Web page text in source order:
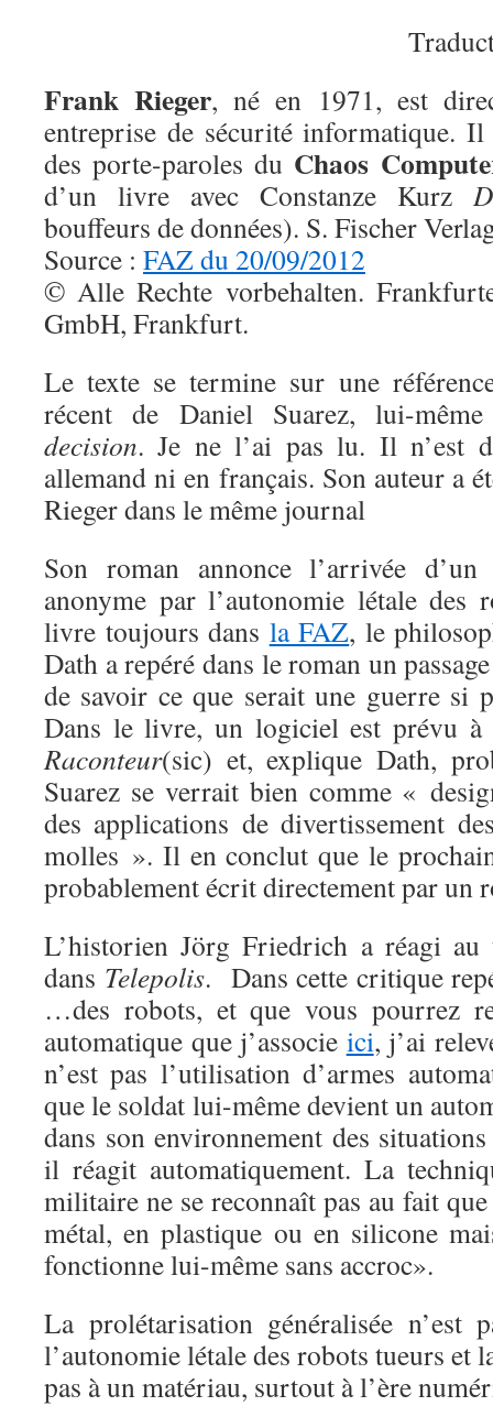
Frank Rieger, né en 1971, est
entreprise de sécurité informatique.
des porte-paroles du Chaos
d’un livre avec Constanze Kurz
bouffeurs de données). S. Fischer
Source : FAZ du 20/09/2012
© Alle Rechte vorbehalten.
GmbH, Frankfurt.
Le texte se termine sur une
récent de Daniel Suarez, lui-
decision. Je ne l’ai pas lu. Il n’est
allemand ni en français. Son auteur a
Rieger dans le même journal
Son roman annonce l’arrivée
anonyme par l’autonomie létale des
livre toujours dans la FAZ, le
Dath a repéré dans le roman un
de savoir ce que serait une guerre si
Dans le livre, un logiciel est prévu à
Raconteur(sic) et, explique Dath,
Suarez se verrait bien comme «
des applications de divertissement
molles ». Il en conclut que le
probablement écrit directement par un
L’historien Jörg Friedrich a réagi au
dans Telepolis. Dans cette critique
…des robots, et que vous pourrez
automatique que j’associe ici, j’ai
n’est pas l’utilisation d’armes
que le soldat lui-même devient un
dans son environnement des
il réagit automatiquement. La
militaire ne se reconnaît pas au fait
métal, en plastique ou en silicone
fonctionne lui-même sans accroc».
La prolétarisation généralisée n’est
l’autonomie létale des robots tueurs et
pas à un matériau, surtout à l’ère